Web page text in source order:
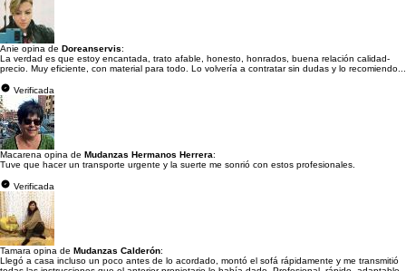
Anie opina de Doreanservis:
La verdad es que estoy encantada, trato afable, honesto, honrados, buena relación calidad-
precio. Muy eficiente, con material para todo. Lo volvería a contratar sin dudas y lo recomiendo...
Verificada
Macarena opina de Mudanzas Hermanos Herrera:
Tuve que hacer un transporte urgente y la suerte me sonrió con estos profesionales.
Verificada
Tamara opina de Mudanzas Calderón:
Llegó a casa incluso un poco antes de lo acordado, montó el sofá rápidamente y me transmitió